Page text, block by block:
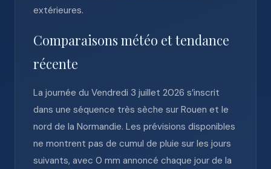
extérieures.
Comparaisons météo et tendance
récente
La journée du Vendredi 3 juillet 2026 s’inscrit
dans une séquence très sèche sur Rouen et le
nord de la Normandie. Les prévisions disponibles
ne montrent pas de cumul de pluie sur les jours
suivants, avec 0 mm annoncé chaque jour de la